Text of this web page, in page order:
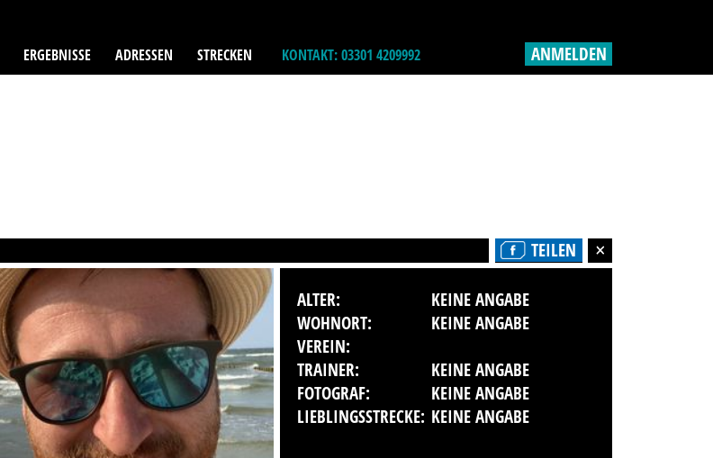
ERGEBNISSE ADRESSEN STRECKEN KONTAKT: 03301 4209992 ANMELDEN
TEILEN
ALTER:
KEINE ANGABE
WOHNORT:
KEINE ANGABE
VEREIN:
TRAINER:
KEINE ANGABE
FOTOGRAF:
KEINE ANGABE
LIEBLINGSSTRECKE: KEINE ANGABE